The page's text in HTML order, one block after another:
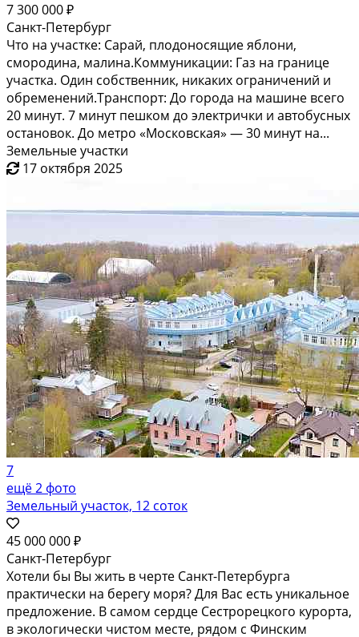
7 300 000 ₽
Санкт-Петербург
Что на участке: Сарай, плодоносящие яблони,
смородина, малина.Коммуникации: Газ на границе
участка. Один собственник, никаких ограничений и
обременений.Транспорт: До города на машине всего
20 минут. 7 минут пешком до электрички и автобусных
остановок. До метро «Московская» — 30 минут на...
Земельные участки
17 октября 2025
7
ещё 2 фото
Земельный участок, 12 соток
45 000 000 ₽
Санкт-Петербург
Хотели бы Вы жить в черте Санкт-Петербурга
практически на берегу моря? Для Вас есть уникальное
предложение. В самом сердце Сестрорецкого курорта,
в экологически чистом месте, рядом с Финским